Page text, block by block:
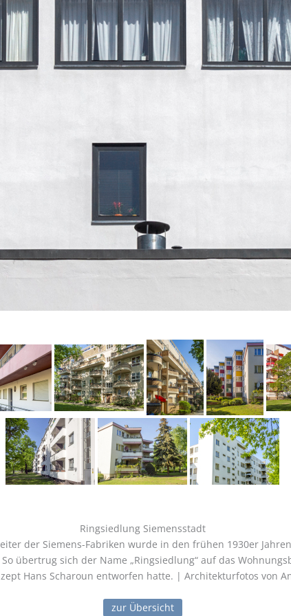
Ringsiedlung Siemensstadt
der Siemens-Fabriken wurde in den frühen 1930er
übertrug sich der Name „Ringsiedlung“ auf das
Hans Scharoun entworfen hatte. | Architekturfotos von
zur Übersicht